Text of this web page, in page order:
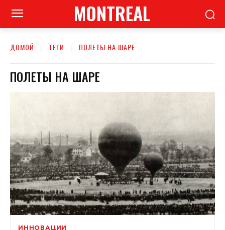
MONTREAL
ДОМОЙ ТЕГИ ПОЛЕТЫ НА ШАРЕ
ПОЛЕТЫ НА ШАРЕ
ИННОВАЦИИ